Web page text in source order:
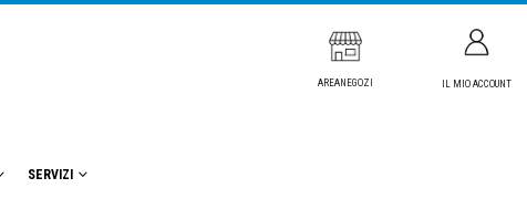
AREANEGOZI IL MIO ACCOUNT
SERVIZI